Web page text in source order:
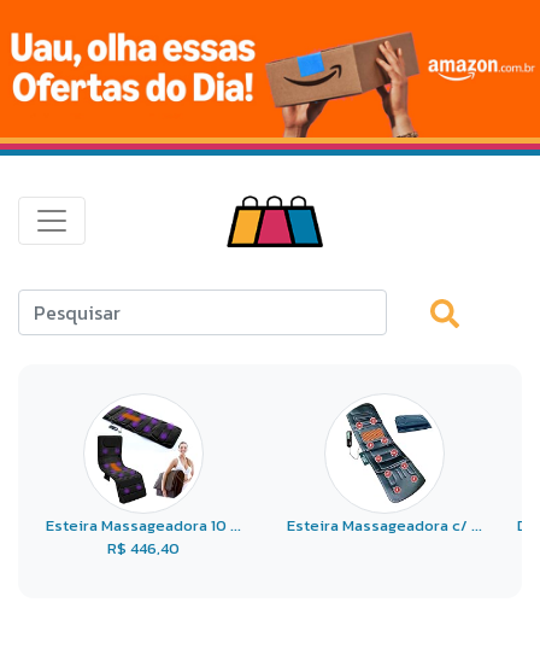
Esteira Massageadora 10 ...
R$ 446,40
Esteira Massageadora c/ ...